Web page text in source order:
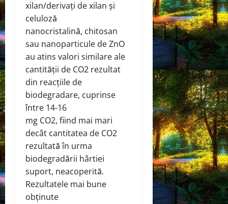
xilan/derivați de xilan și
celuloză
nanocristalină, chitosan
sau nanoparticule de ZnO
au atins valori similare ale
cantității de CO2 rezultat
din reacțiile de
biodegradare, cuprinse
între 14-16
mg CO2, fiind mai mari
decât cantitatea de CO2
rezultată în urma
biodegradării hârtiei
suport, neacoperită.
Rezultatele mai bune
obținute